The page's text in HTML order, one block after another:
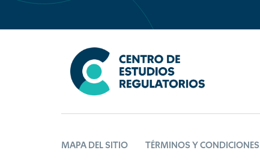
MAPA DEL SITIO TÉRMINOS Y CONDICIONES